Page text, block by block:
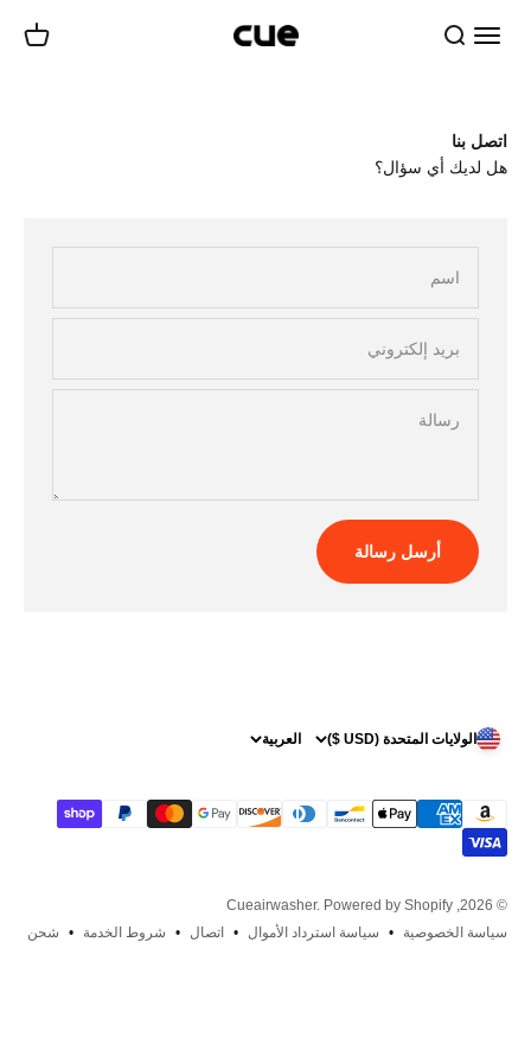
قائمة طعام
يبحث Cueairwasher عربة
اتصل بنا
هل لديك أي سؤال؟
اسم
بريد إلكتروني
رسالة
أرسل رسالة
الولايات المتحدة (USD $) العربية
© 2026, Cueairwasher.
Powered by Shopify
سياسة الخصوصية
سياسة استرداد الأموال اتصال شروط الخدمة شحن